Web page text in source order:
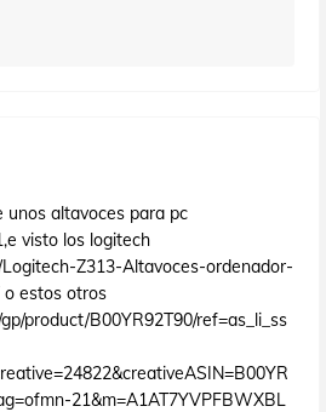
unos altavoces para pc
visto los logitech
Z313-Altavoces-ordenador-
o estos otros
product/B00YR92T90/ref=as_li_ss
21&m=A1AT7YVPFBWXBL